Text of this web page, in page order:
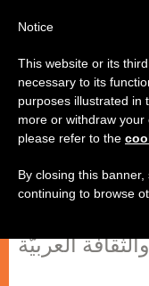
طرق في
الثاني)
العربيّة
Notice
This website or its
necessary to its
purposes illustrated in
more or withdraw your
please refer to the
By closing this
continuing to browse